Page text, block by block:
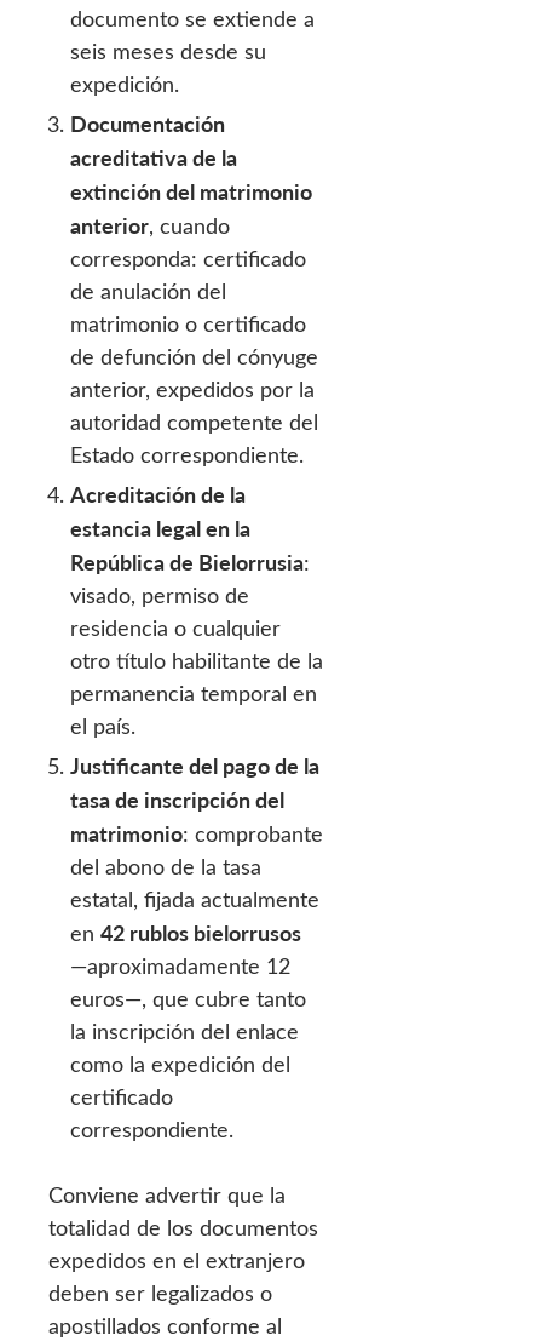
documento se extiende a
seis meses desde su
expedición.
Documentación
acreditativa de la
extinción del matrimonio
anterior, cuando
corresponda: certificado
de anulación del
matrimonio o certificado
de defunción del cónyuge
anterior, expedidos por la
autoridad competente del
Estado correspondiente.
Acreditación de la
estancia legal en la
República de Bielorrusia:
visado, permiso de
residencia o cualquier
otro título habilitante de la
permanencia temporal en
el país.
Justificante del pago de la
tasa de inscripción del
matrimonio: comprobante
del abono de la tasa
estatal, fijada actualmente
en 42 rublos bielorrusos
—aproximadamente 12
euros—, que cubre tanto
la inscripción del enlace
como la expedición del
certificado
correspondiente.
Conviene advertir que la
totalidad de los documentos
expedidos en el extranjero
deben ser legalizados o
apostillados conforme al